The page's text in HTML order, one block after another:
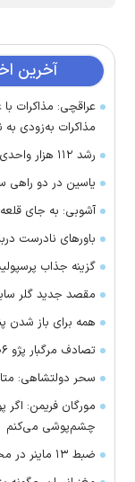
آخرین
عراقچی: مذاکرات
مذاکرات به‌زودی به
رشد ۱۱۲ هزار واحدی شاخص کل بورس
یاسین در دو راهی
آشوبی: به جای
باور‌های نادرست
گزینه جذاب
مقصد جدید گلر
همه برای باز شدن
تصادف مرگبار پژو ۲۰۶ در جاده ترانزیت میانه؛ ۲ نفر کشته شدند
سحر دولتشاهی:
مورگان فریمن: اگر
چشم‌پوشی می‌کنم
ضبط ۱۳ ماینر در محدوده قراملک تبریز